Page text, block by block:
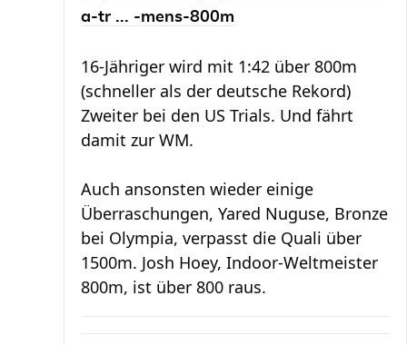
a-tr ... -mens-800m
16-Jähriger wird mit 1:42 über 800m
(schneller als der deutsche Rekord)
Zweiter bei den US Trials. Und fährt
damit zur WM.
Auch ansonsten wieder einige
Überraschungen, Yared Nuguse, Bronze
bei Olympia, verpasst die Quali über
1500m. Josh Hoey, Indoor-Weltmeister
800m, ist über 800 raus.